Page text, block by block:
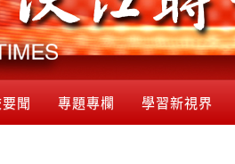
聞 專題專欄 學習新視界